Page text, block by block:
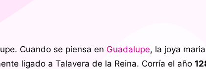
Cuando se piensa en Guadalupe, la joya
ligado a Talavera de la Reina. Corría el año